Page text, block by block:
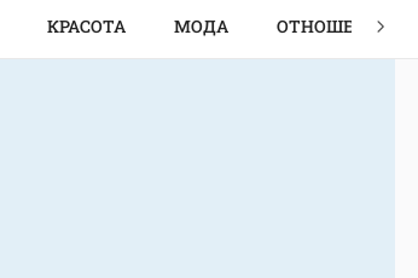
КРАСОТА МОДА ОТНОШЕНИЯ